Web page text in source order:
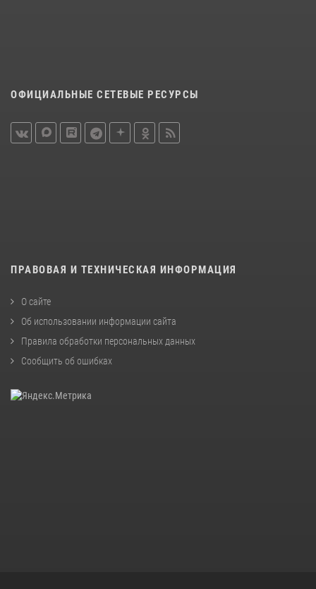
ОФИЦИАЛЬНЫЕ СЕТЕВЫЕ РЕСУРСЫ
ПРАВОВАЯ И ТЕХНИЧЕСКАЯ ИНФОРМАЦИЯ
О сайте
Об использовании информации сайта
Правила обработки персональных данных
Сообщить об ошибках